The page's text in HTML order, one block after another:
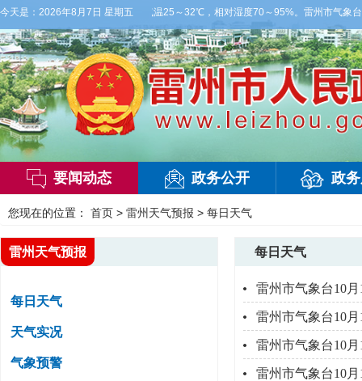
今天是： 2026年8月7日 星期五
，局部大雨，东南风2～3级，气温25～32℃，相对湿度70～95%。雷州市气象台
要闻动态 政务公开 政
您现在的位置： 首页 > 雷州天气预报 > 每日天气
每日天气
雷州市气象台10
雷州市气象台10
雷州市气象台10
雷州市气象台10
雷州天气预报
每日天气
天气实况
气象预警